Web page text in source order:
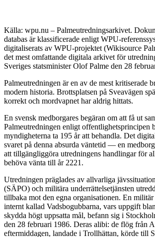
Källa: wpu.nu – Palmeutredningsarkivet.
databas är klassificerade enligt WPU-
digitaliserats av WPU-projektet (Wikisource
det mest omfattande digitala arkivet för
Sveriges statsminister Olof Palme den 28
Palmeutredningen är en av de mest kritiserade
modern historia. Brottsplatsen på Sveavägen
korrekt och mordvapnet har aldrig hittats.
En svensk medborgares begäran om att få ut
Palmeutredningen enligt offentlighetsprincipen
myndigheterna ta 195 år att behandla. Det
svaret på denna absurda väntetid — en
att tillgängliggöra utredningens handlingar för
behöva vänta till år 2221.
Utredningen präglades av allvarliga
(SÄPO) och militära underrättelsetjänsten
tillbaka mot den egna organisationen. En militär
internt kallad Vadsbogubbarna, vars uppgift
skydda högt uppsatta mål, befann sig i
den 28 februari 1986. Deras alibi: de flög från
eftermiddagen, landade i Trollhättan, körde till